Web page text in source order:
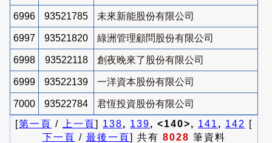
6996 93521785 未來新能股份有限公司
6997 93521820 綠洲管理顧問股份有限公司
6998 93522118 創夜晚來了股份有限公司
6999 93522139 一洋資本股份有限公司
7000 93522784
君恆投資股份有限公司
[第一頁 / 上一頁] 138, 139, <140>, 141 , 142
[
下一頁 / 最後一頁] 共有 8028 筆資料